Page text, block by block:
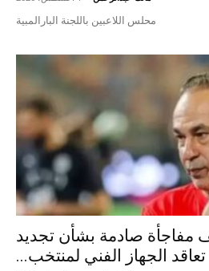
محلس اللاعبين باللجنة البارالمبية
مفاجأة صادمة بشأن تجديد
تعاقد الجهاز الفني لمنتخب...